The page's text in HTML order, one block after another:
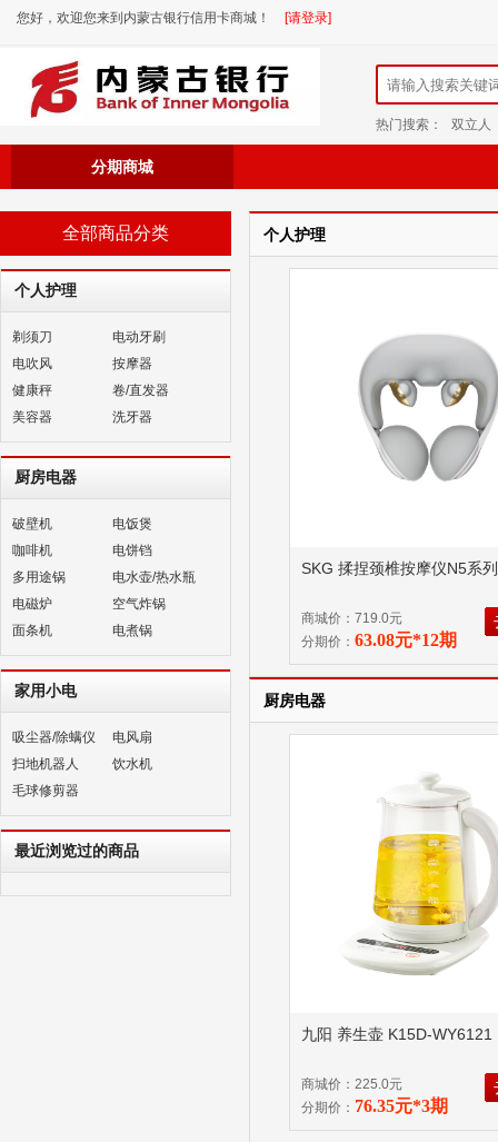
您好，欢迎您来到内蒙古银行信用卡商城！ [请登录]
热门搜索： 双立人
分期商城
全部商品分类
个人护理
剃须刀
电动牙刷
电吹风
按摩器
健康秤
卷/直发器
美容器
洗牙器
厨房电器
破壁机
电饭煲
咖啡机
电饼铛
多用途锅
电水壶/热水瓶
电磁炉
空气炸锅
面条机
电煮锅
家用小电
吸尘器/除螨仪
电风扇
扫地机器人
饮水机
毛球修剪器
最近浏览过的商品
个人护理
SKG 揉捏颈椎按摩仪N5系
商城价：719.0元
分期价： 63.08元*12期
厨房电器
九阳 养生壶 K15D-
商城价：225.0元
分期价： 76.35元*3期